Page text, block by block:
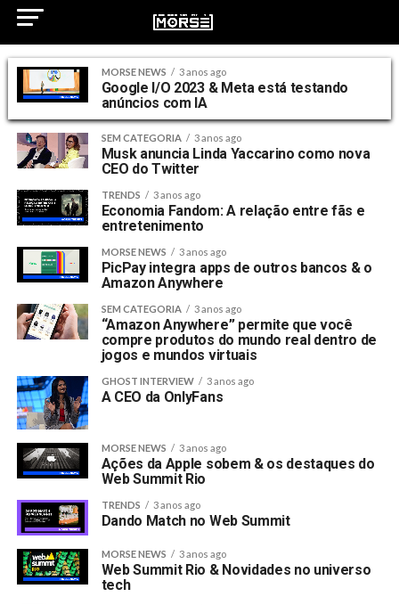
MORSE NEWS 3 anos ago
Google I/O 2023 & Meta está testando
anúncios com IA
SEM CATEGORIA 3 anos ago
Musk anuncia Linda Yaccarino como nova
CEO do Twitter
TRENDS 3 anos ago
Economia Fandom: A relação entre fãs e
entretenimento
MORSE NEWS 3 anos ago
PicPay integra apps de outros bancos & o
Amazon Anywhere
SEM CATEGORIA 3 anos ago
“Amazon Anywhere” permite que você
compre produtos do mundo real dentro de
jogos e mundos virtuais
GHOST INTERVIEW 3 anos ago
A CEO da OnlyFans
MORSE NEWS 3 anos ago
Ações da Apple sobem & os destaques do
Web Summit Rio
TRENDS 3 anos ago
Dando Match no Web Summit
MORSE NEWS 3 anos ago
Web Summit Rio & Novidades no universo
tech